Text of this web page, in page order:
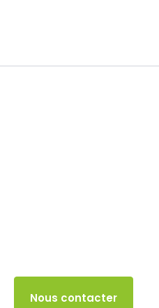
Nous contacter